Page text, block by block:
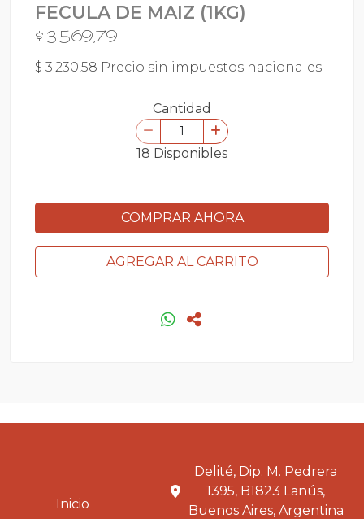
FECULA DE MAIZ (1KG)
$ 3.569,79
$ 3.230,58 Precio sin impuestos nacionales
Cantidad
18 Disponibles
COMPRAR AHORA
AGREGAR AL CARRITO
Inicio
Delité, Dip. M. Pedrera
1395, B1823 Lanús,
Buenos Aires, Argentina